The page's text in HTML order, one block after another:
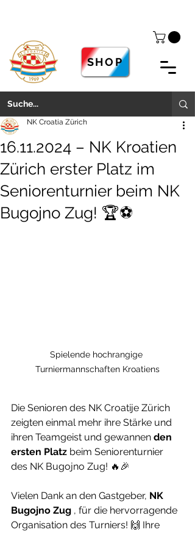
SHOP
16.11.2024 – NK Kroatien
Zürich erster Platz im
Seniorenturnier beim NK
Bugojno Zug! 🏆⚽
NK Croatia Zürich
Spielende hochrangige
Turniermannschaften Kroatiens
Die Senioren des NK Croatije Zürich
zeigten einmal mehr ihre Stärke und
ihren Teamgeist und gewannen den
ersten Platz beim Seniorenturnier
des NK Bugojno Zug! 🔥🎉
Vielen Dank an den Gastgeber, NK
Bugojno Zug , für die hervorragende
Organisation des Turniers! 🙌 Ihre